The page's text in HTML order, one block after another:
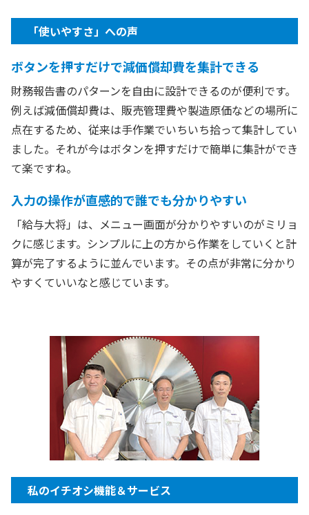
「使いやすさ」への声
ボタンを押すだけで減価償却費を集計できる
財務報告書のパターンを自由に設計できるのが便利です。
例えば減価償却費は、販売管理費や製造原価などの場所に
点在するため、従来は手作業でいちいち拾って集計してい
ました。それが今はボタンを押すだけで簡単に集計ができ
て楽ですね。
入力の操作が直感的で誰でも分かりやすい
「給与大将」は、メニュー画面が分かりやすいのがミリョ
クに感じます。シンプルに上の方から作業をしていくと計
算が完了するように並んでいます。その点が非常に分かり
やすくていいなと感じています。
私のイチオシ機能＆サービス